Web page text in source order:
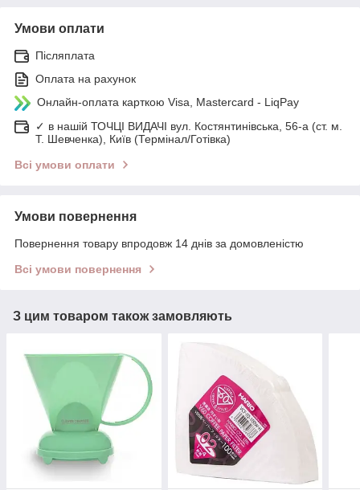
Умови оплати
Післяплата
Оплата на рахунок
Онлайн-оплата карткою Visa, Mastercard - LiqPay
✓ в нашій ТОЧЦІ ВИДАЧІ вул. Костянтинівська, 56-а (ст. м.
Т. Шевченка), Київ (Термінал/Готівка)
Всі умови оплати
Умови повернення
Повернення товару впродовж 14 днів за домовленістю
Всі умови повернення
З цим товаром також замовляють